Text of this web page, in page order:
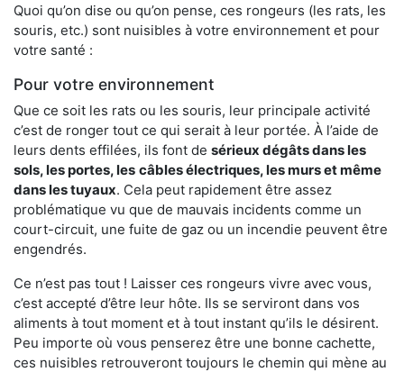
Quoi qu’on dise ou qu’on pense, ces rongeurs (les rats, les
souris, etc.) sont nuisibles à votre environnement et pour
votre santé :
Pour votre environnement
Que ce soit les rats ou les souris, leur principale activité
c’est de ronger tout ce qui serait à leur portée. À l’aide de
leurs dents effilées, ils font de sérieux dégâts dans les
sols, les portes, les câbles électriques, les murs et même
dans les tuyaux. Cela peut rapidement être assez
problématique vu que de mauvais incidents comme un
court-circuit, une fuite de gaz ou un incendie peuvent être
engendrés.
Ce n’est pas tout ! Laisser ces rongeurs vivre avec vous,
c’est accepté d’être leur hôte. Ils se serviront dans vos
aliments à tout moment et à tout instant qu’ils le désirent.
Peu importe où vous penserez être une bonne cachette,
ces nuisibles retrouveront toujours le chemin qui mène au